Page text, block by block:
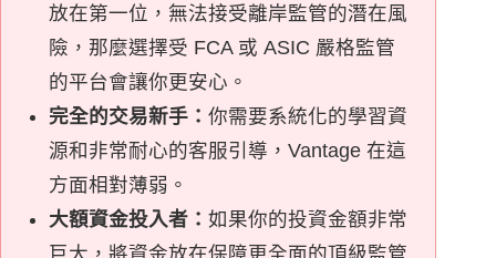
放在第一位，無法接受離岸監管的潛在風
險，那麼選擇受 FCA 或 ASIC 嚴格監管
的平台會讓你更安心。
完全的交易新手：你需要系統化的學習資
源和非常耐心的客服引導，Vantage 在這
方面相對薄弱。
大額資金投入者：如果你的投資金額非常